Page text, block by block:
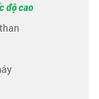
độ cao